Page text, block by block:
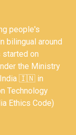
people's
bilingual around
started on
the Ministry
India 🇮🇳 in
Technology
Ethics Code)